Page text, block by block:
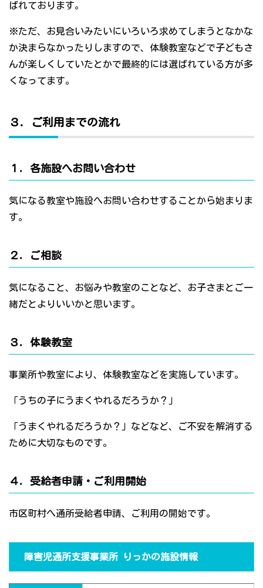
ばれております。
※ただ、お見合いみたいにいろいろ求めてしまうとなかな
か決まらなかったりしますので、体験教室などで子どもさ
んが楽しくしていたとかで最終的には選ばれている方が多
くなってます。
３．ご利用までの流れ
１．各施設へお問い合わせ
気になる教室や施設へお問い合わせすることから始まりま
す。
２．ご相談
気になること、お悩みや教室のことなど、お子さまとご一
緒だとよりいいかと思います。
３．体験教室
事業所や教室により、体験教室などを実施しています。
「うちの子にうまくやれるだろうか？」
「うまくやれるだろうか？」などなど、ご不安を解消する
ために大切なものです。
４．受給者申請・ご利用開始
市区町村へ通所受給者申請、ご利用の開始です。
障害児通所支援事業所 りっかの施設情報